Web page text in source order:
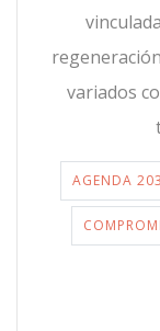
variados
AGENDA